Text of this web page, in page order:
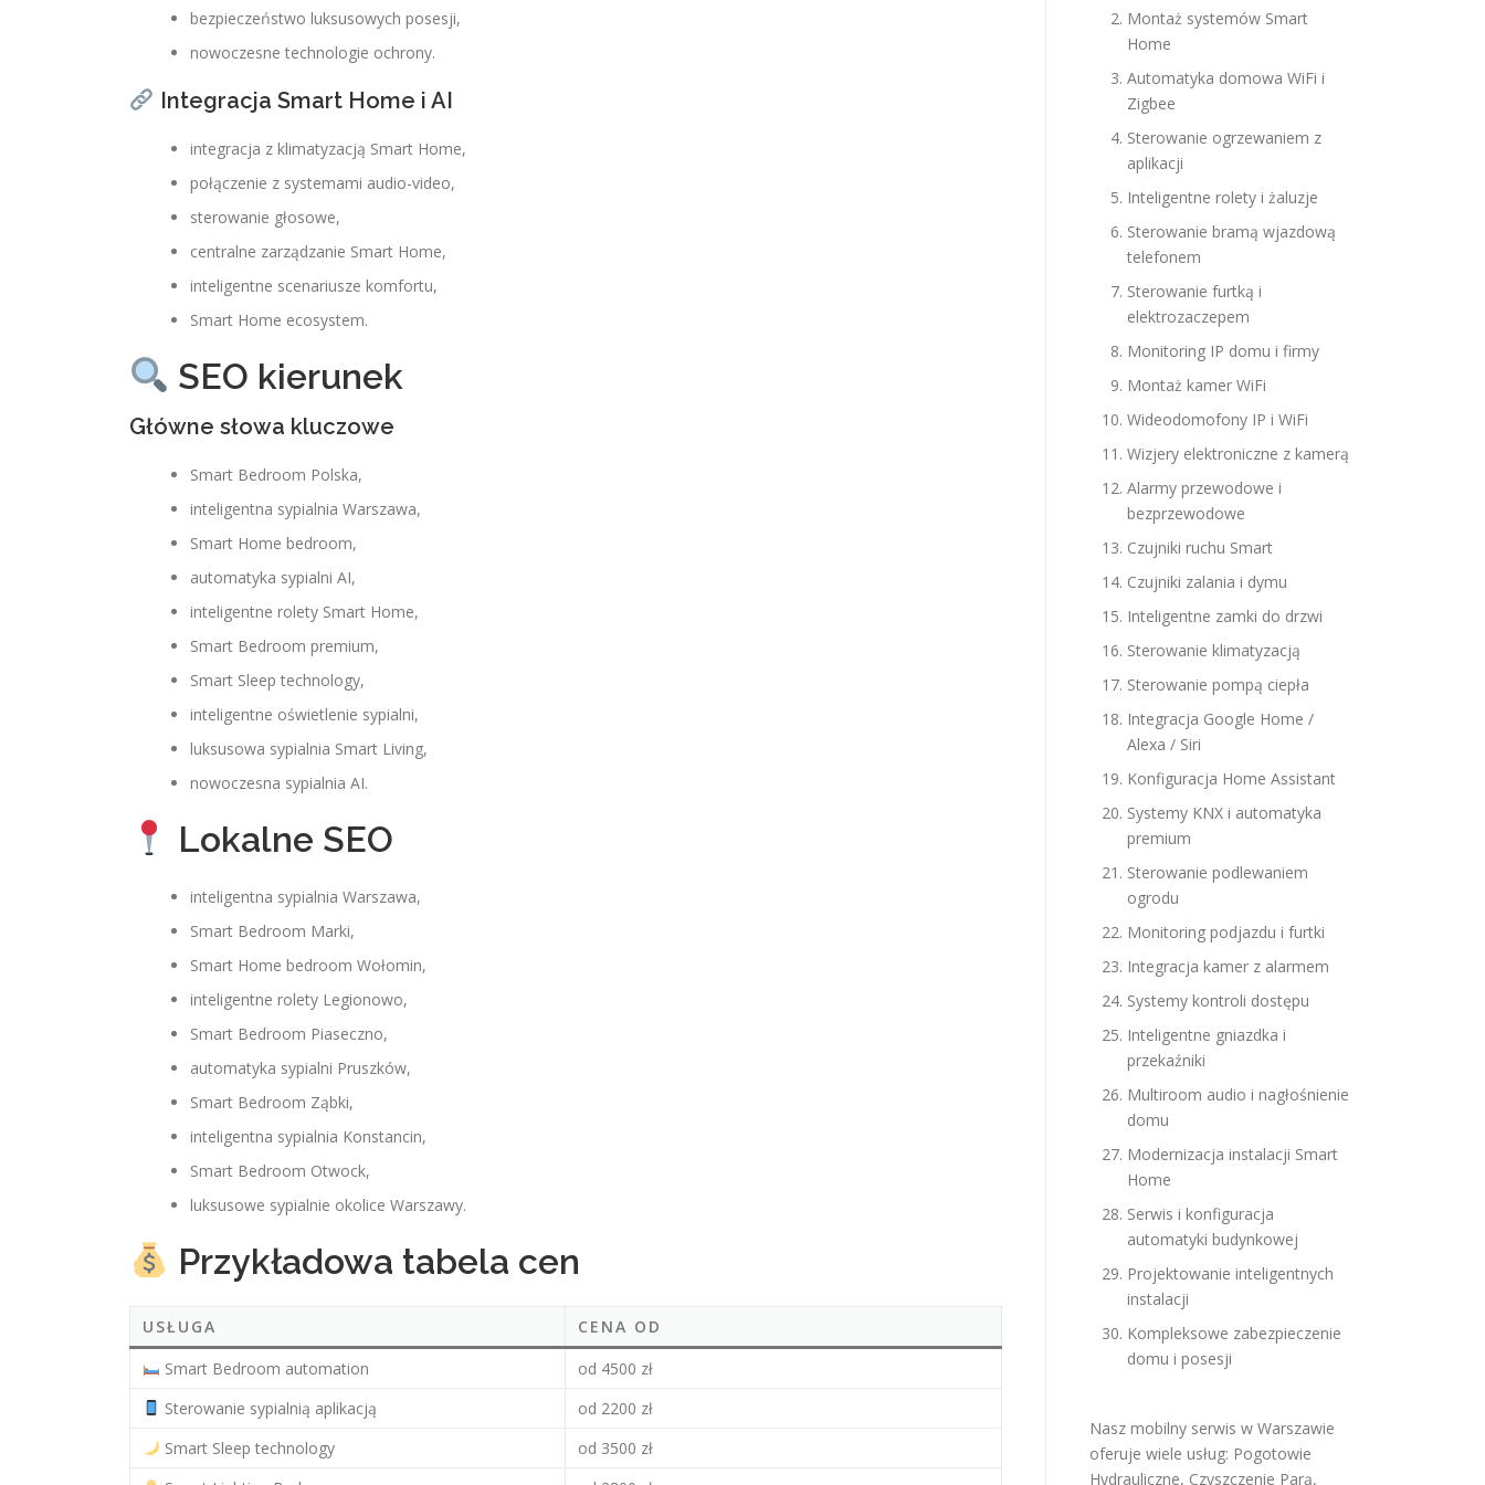
bezpieczeństwo luksusowych posesji,
nowoczesne technologie ochrony.
Integracja Smart Home i AI
integracja z klimatyzacją Smart Home,
połączenie z systemami audio-video,
sterowanie głosowe,
centralne zarządzanie Smart Home,
inteligentne scenariusze komfortu,
Smart Home ecosystem.
SEO kierunek
Główne słowa kluczowe
Smart Bedroom Polska,
inteligentna sypialnia Warszawa,
Smart Home bedroom,
automatyka sypialni AI,
inteligentne rolety Smart Home,
Smart Bedroom premium,
Smart Sleep technology,
inteligentne oświetlenie sypialni,
luksusowa sypialnia Smart Living,
nowoczesna sypialnia AI.
Lokalne SEO
inteligentna sypialnia Warszawa,
Smart Bedroom Marki,
Smart Home bedroom Wołomin,
inteligentne rolety Legionowo,
Smart Bedroom Piaseczno,
automatyka sypialni Pruszków,
Smart Bedroom Ząbki,
inteligentna sypialnia Konstancin,
Smart Bedroom Otwock,
luksusowe sypialnie okolice Warszawy.
Przykładowa tabela cen
USŁUGA
CENA OD
Smart Bedroom automation
od 4500 zł
Sterowanie sypialnią aplikacją
od 2200 zł
Smart Sleep technology
od 3500 zł
Montaż systemów Smart
Home
Automatyka domowa WiFi i
Zigbee
Sterowanie ogrzewaniem z
aplikacji
Inteligentne rolety i żaluzje
Sterowanie bramą wjazdową
telefonem
Sterowanie furtką i
elektrozaczepem
Monitoring IP domu i firmy
Montaż kamer WiFi
Wideodomofony IP i WiFi
Wizjery elektroniczne z kamerą
Alarmy przewodowe i
bezprzewodowe
Czujniki ruchu Smart
Czujniki zalania i dymu
Inteligentne zamki do drzwi
Sterowanie klimatyzacją
Sterowanie pompą ciepła
Integracja Google Home /
Alexa / Siri
Konfiguracja Home Assistant
Systemy KNX i automatyka
premium
Sterowanie podlewaniem
ogrodu
Monitoring podjazdu i furtki
Integracja kamer z alarmem
Systemy kontroli dostępu
Inteligentne gniazdka i
przekaźniki
Multiroom audio i nagłośnienie
domu
Modernizacja instalacji Smart
Home
Serwis i konfiguracja
automatyki budynkowej
Projektowanie inteligentnych
instalacji
Kompleksowe zabezpieczenie
domu i posesji
Nasz mobilny serwis w Warszawie
oferuje wiele usług: Pogotowie
Hydrauliczne, Czyszczenie Parą,